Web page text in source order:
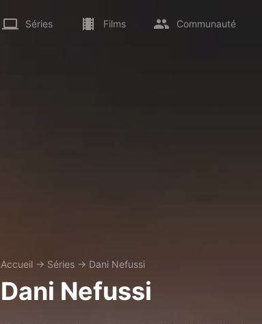
Séries Films Communauté
Accueil → Séries → Dani Nefussi
Dani Nefussi